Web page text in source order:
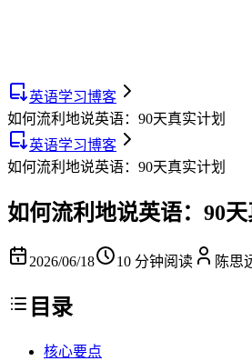
英语学习博客
如何流利地说英语：90天真实计划
英语学习博客
如何流利地说英语：90天真实计划
如何流利地说英语：90天
2026/06/18 10 分钟阅读 陈思
目录
核心要点